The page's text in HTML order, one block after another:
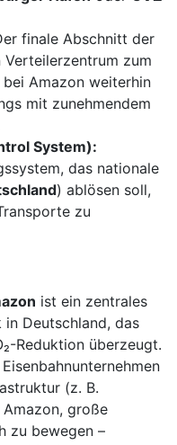
finale Abschnitt der
zum
Amazon weiterhin
mit zunehmendem
System):
das nationale
) ablösen soll,
zu
ist ein zentrales
Deutschland, das
Reduktion überzeugt.
(z. B.
große
zu bewegen –